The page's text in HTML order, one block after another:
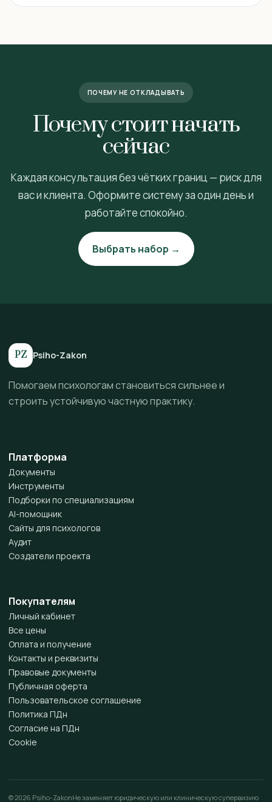
ПОЧЕМУ НЕ ОТКЛАДЫВАТЬ
Почему стоит начать
сейчас
Каждая консультация без чётких границ — риск для
вас и клиента. Оформите систему за один день и
работайте спокойно.
Выбрать набор →
PZ Psiho-Zakon
Помогаем психологам становиться сильнее и
строить устойчивую частную практику.
Платформа
Документы
Инструменты
Подборки по специализациям
AI-помощник
Сайты для психологов
Аудит
Создатели проекта
Покупателям
Личный кабинет
Все цены
Оплата и получение
Контакты и реквизиты
Правовые документы
Публичная оферта
Пользовательское соглашение
Политика ПДн
Согласие на ПДн
Cookie
© 2026 Psiho-ZakonНе заменяет юридическую или клиническую супервизию